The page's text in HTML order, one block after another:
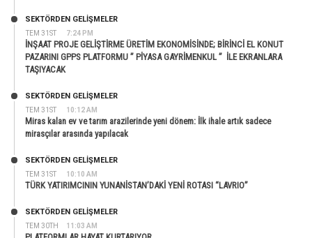
TEM 31ST 7:24 PM
SEKTÖRDEN GELIŞMELER
İNŞAAT PROJE GELİŞTİRME ÜRETİM EKONOMİSİNDE; BİRİNCİ EL KONUT
PAZARINI GPPS PLATFORMU ” PİYASA GAYRİMENKUL ” İLE EKRANLARA
TAŞIYACAK
TEM 31ST 10:12 AM
SEKTÖRDEN GELIŞMELER
Miras kalan ev ve tarım arazilerinde yeni dönem: İlk ihale artık sadece
mirasçılar arasında yapılacak
TEM 31ST 10:10 AM
SEKTÖRDEN GELIŞMELER
TÜRK YATIRIMCININ YUNANİSTAN’DAKİ YENİ ROTASI “LAVRIO”
TEM 30TH 11:03 AM
SEKTÖRDEN GELIŞMELER